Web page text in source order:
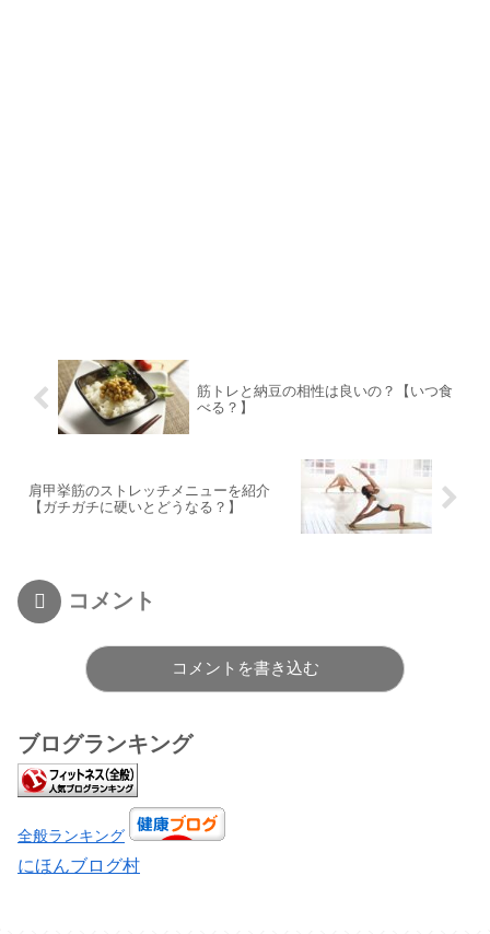
筋トレと納豆の相性は良いの？【いつ食
べる？】
肩甲挙筋のストレッチメニューを紹介
【ガチガチに硬いとどうなる？】
コメント
コメントを書き込む
ブログランキング
全般ランキング
にほんブログ村